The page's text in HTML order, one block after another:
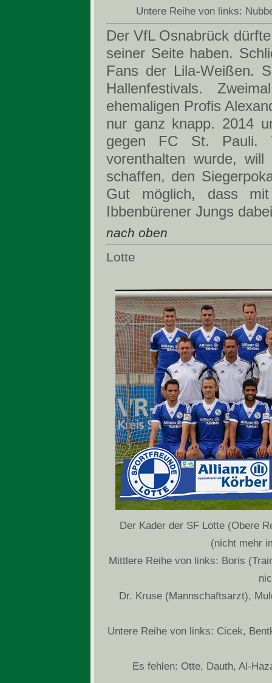
Untere Reihe von links:
Der VfL Osnabrück
seiner Seite haben.
Fans der Lila-Weißen.
Hallenfestivals.
ehemaligen Profis
nur ganz knapp. 2014
gegen FC St. Pauli.
vorenthalten wurde,
schaffen, den
Gut möglich, dass
Ibbenbürener Jungs
nach oben
Lotte
Der Kader der SF Lotte (Obere
(nicht mehr
Mittlere Reihe von links: Boris
Dr. Kruse (Mannschaftsarzt),
Untere Reihe von links: Cicek,
Es fehlen: Otte, Dauth, Al-